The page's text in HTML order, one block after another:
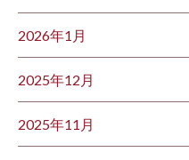
2026年1月
2025年12月
2025年11月